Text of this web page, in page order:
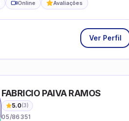
Online Avaliações
Ver Perfil
FABRICIO PAIVA RAMOS
5.0(3)
05/86351